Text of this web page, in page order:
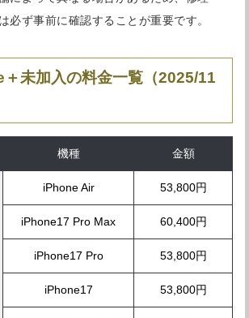
必ず事前に確認することが重要です。
未加入の料金一覧（2025/11
機種 金額
iPhone Air 53,800円
iPhone17 Pro Max 60,400円
iPhone17 Pro 53,800円
iPhone17 53,800円